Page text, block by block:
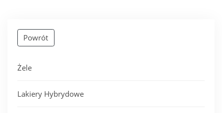
Powrót
Żele
Lakiery Hybrydowe